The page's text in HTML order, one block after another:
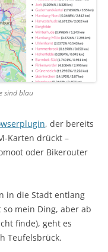
sind blau
, der bereits
Karten drückt –
oder Bikerouter
in die Stadt entlang
mein Ding, aber ab
finde), geht es
Teufelsbrück.